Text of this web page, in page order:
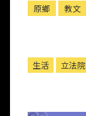
原鄉 教文
生活 立法院